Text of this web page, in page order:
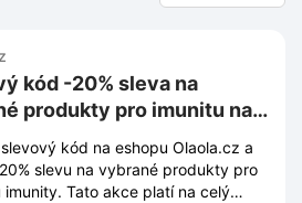
kód -20% sleva na
produkty pro imunitu na
kód na eshopu Olaola.cz a
slevu na vybrané produkty pro
imunity. Tato akce platí na celý